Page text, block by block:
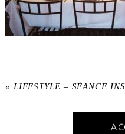
« LIFESTYLE – SÉANCE